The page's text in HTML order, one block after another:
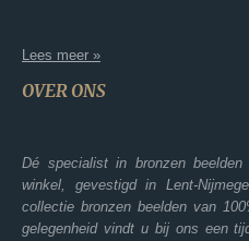
Lees meer »
OVER ONS
Dé specialist in bronzen
winkel, gevestigd in Lent-
collectie bronzen beelden van
gelegenheid vindt u bij ons een